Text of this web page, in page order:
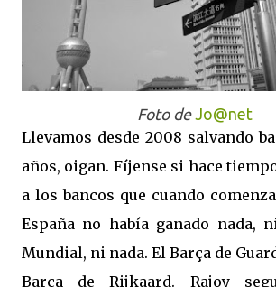
Foto deJo@net
Llevamos desde 2008 salvando
años, oigan. Fíjense si hace
a los bancos que cuando
España no había ganado nada,
Mundial, ni nada. El Barça de
Barça de Rijkaard. Rajoy